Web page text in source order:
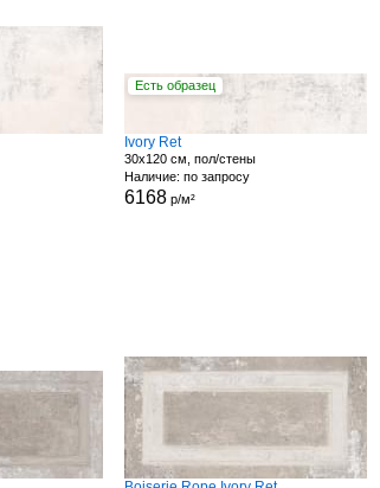
Есть образец
Ivory Ret
30x120 см, пол/стены
Наличие: по запросу
6168 р/м²